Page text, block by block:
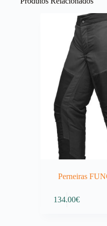
Perneiras
134.00€